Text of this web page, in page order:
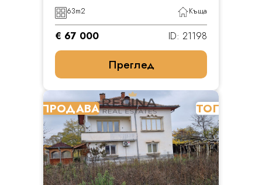
63m2 Къща
€ 67 000 ID: 21198
Преглед
ПРОДАВА ТОП